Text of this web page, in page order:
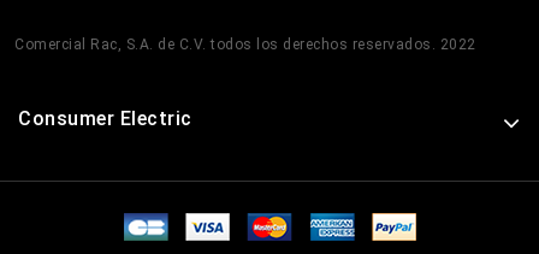
Comercial Rac, S.A. de C.V. todos los derechos reservados. 2022
Consumer Electric